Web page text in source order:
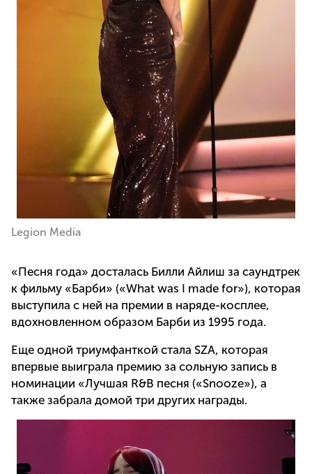
Legion Media
«Песня года» досталась Билли Айлиш за саундтрек
к фильму «Барби» («What was I made for»), которая
выступила с ней на премии в наряде-косплее,
вдохновленном образом Барби из 1995 года.
Еще одной триумфанткой стала SZA, которая
впервые выиграла премию за сольную запись в
номинации «Лучшая R&B песня («Snooze»), а
также забрала домой три других награды.